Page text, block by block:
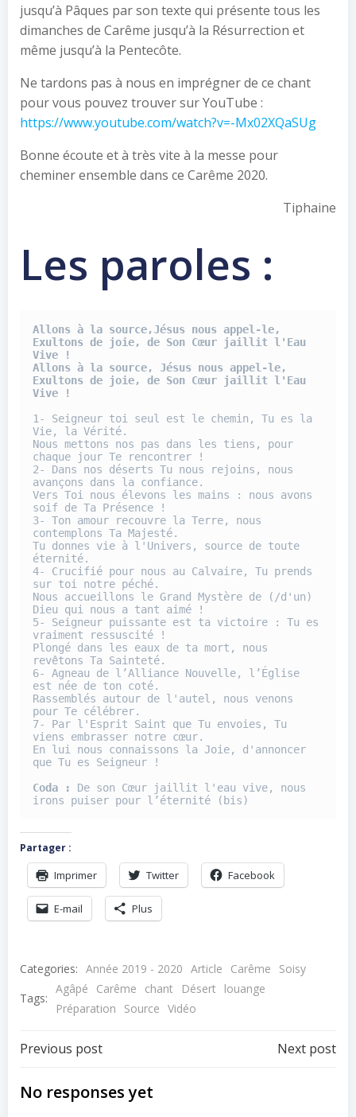
jusqu’à Pâques par son texte qui présente tous les
dimanches de Carême jusqu’à la Résurrection et
même jusqu’à la Pentecôte.
Ne tardons pas à nous en imprégner de ce chant
pour vous pouvez trouver sur YouTube :
https://www.youtube.com/watch?v=-Mx02XQaSUg
Bonne écoute et à très vite à la messe pour
cheminer ensemble dans ce Carême 2020.
Tiphaine
Les paroles :
Allons à la source,Jésus nous appel-le,
Exultons de joie, de Son Cœur jaillit l'Eau
Vive !
Allons à la source, Jésus nous appel-le,
Exultons de joie, de Son Cœur jaillit l'Eau
Vive !
1- Seigneur toi seul est le chemin, Tu es la
Vie, la Vérité.
Nous mettons nos pas dans les tiens, pour
chaque jour Te rencontrer !
2- Dans nos déserts Tu nous rejoins, nous
avançons dans la confiance.
Vers Toi nous élevons les mains : nous avons
soif de Ta Présence !
3- Ton amour recouvre la Terre, nous
contemplons Ta Majesté.
Tu donnes vie à l'Univers, source de toute
éternité.
4- Crucifié pour nous au Calvaire, Tu prends
sur toi notre péché.
Nous accueillons le Grand Mystère de (/d'un)
Dieu qui nous a tant aimé !
5- Seigneur puissante est ta victoire : Tu es
vraiment ressuscité !
Plongé dans les eaux de ta mort, nous
revêtons Ta Sainteté.
6- Agneau de l’Alliance Nouvelle, l’Église
est née de ton coté.
Rassemblés autour de l'autel, nous venons
pour Te célébrer.
7- Par l'Esprit Saint que Tu envoies, Tu
viens embrasser notre cœur.
En lui nous connaissons la Joie, d'annoncer
que Tu es Seigneur !
Coda :
De son Cœur jaillit l'eau vive, nous
irons puiser pour l’éternité (bis)
Partager :
Imprimer Twitter Facebook
E-mail Plus
Categories: Année 2019 - 2020 Article Carême
Soisy
Tags:
Agâpé Carême chant Désert
louange
Préparation
Source Vidéo
Navigation
de
Previous post
Navigation
Next post
No responses yet